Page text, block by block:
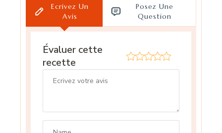
Ecrivez Un
Avis
Posez Une
Question
Évaluer cette
recette